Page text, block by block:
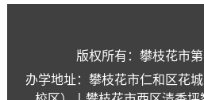
版权所有：攀枝花市
办学地址：攀枝花市仁和区花